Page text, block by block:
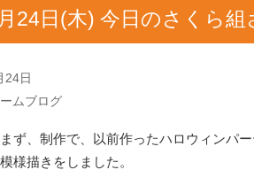
24日(木) 今日のさくら組
24日
ムブログ
ず、制作で、以前作ったハロウィンパ
様描きをしました。